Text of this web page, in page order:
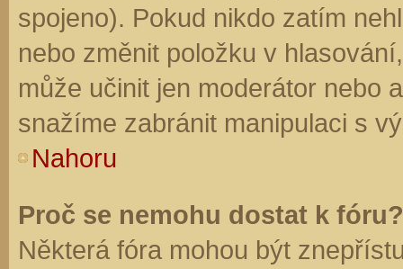
spojeno). Pokud nikdo zatím
nebo změnit položku v
může učinit jen moderátor nebo
snažíme zabránit manipulaci s
Nahoru
Proč se nemohu dostat k fóru?
Některá fóra mohou být